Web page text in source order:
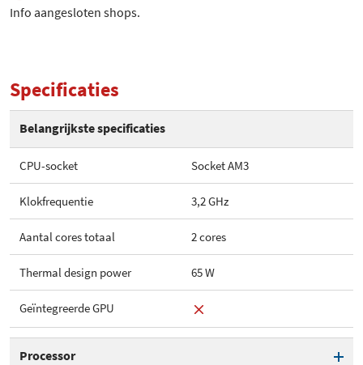
Info aangesloten shops.
Specificaties
Belangrijkste specificaties
CPU-socket Socket AM3
Klokfrequentie 3,2 GHz
Aantal cores totaal 2 cores
Thermal design power 65 W
Geïntegreerde GPU
Processor